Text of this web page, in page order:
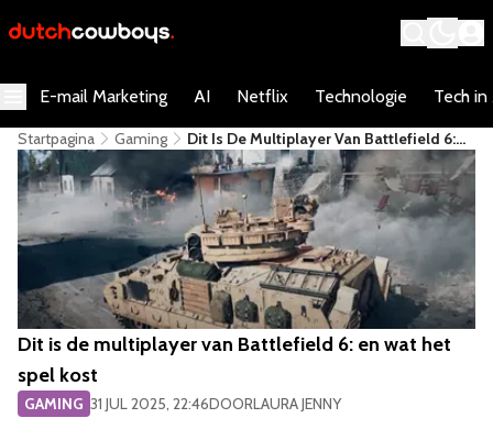
E-mail Marketing AI Netflix Technologie Tech in
Startpagina Gaming
Dit Is De Multiplayer Van Battlefield 6:
En Wat Het Spel Kost
Dit is de multiplayer van Battlefield 6: en wat het
spel kost
GAMING 31 JUL 2025, 22:46DOORLAURA JENNY